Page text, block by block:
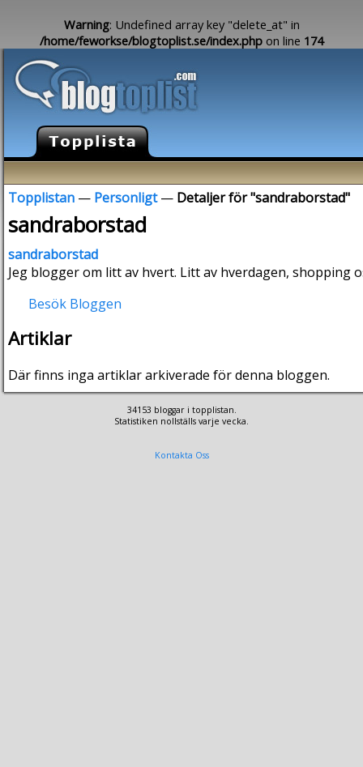
Warning: Undefined array key "delete_at" in
/home/feworkse/blogtoplist.se/index.php on line 174
Topplistan — Personligt— Detaljer för "sandraborstad"
sandraborstad
sandraborstad
Jeg blogger om litt av hvert. Litt av hverdagen, shopping
Besök Bloggen
Artiklar
Där finns inga artiklar arkiverade för denna bloggen.
34153 bloggar i topplistan.
Statistiken nollställs varje vecka.
Kontakta Oss